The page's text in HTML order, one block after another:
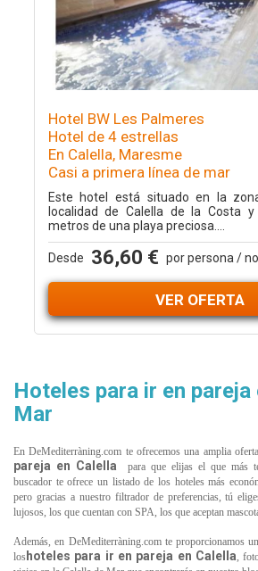
Hotel BW Les Palmeres
Hotel de 4 estrellas
En Calella, Maresme
Casi a primera línea de mar
Este hotel está situado en la
localidad de Calella de la Costa
metros de una playa preciosa....
Desde 36,60 € por persona /
VER OFERTA
Hoteles para ir en pareja
Mar
En DeMediterràning.com te ofrecemos una amplia
pareja en Calella
para que elijas el que más
buscador te ofrece un listado de los hoteles más
pero gracias a nuestro filtrador de preferencias, tú
lujosos, los que cuentan con SPA, los que aceptan
Además, en DeMediterràning.com te proporcionamos
los hoteles para ir en pareja en Calella,